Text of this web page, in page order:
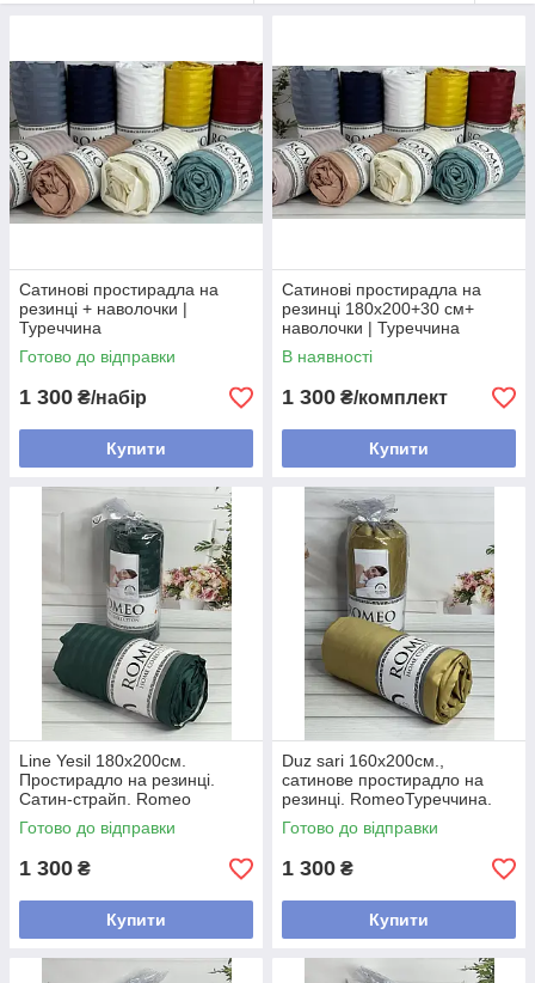
Сатинові простирадла на
резинці + наволочки |
Туреччина
Готово до відправки
1 300 ₴/набір
Купити
Сатинові простирадла на
резинці 180х200+30 см+
наволочки | Туреччина
В наявності
1 300 ₴/комплект
Купити
Line Yesil 180х200см.
Простирадло на резинці.
Сатин-страйп. Romeo
Туреччина.
Готово до відправки
1 300 ₴
Купити
Duz sari 160х200см.,
сатинове простирадло на
резинці. RomeoТуреччина.
Готово до відправки
1 300 ₴
Купити